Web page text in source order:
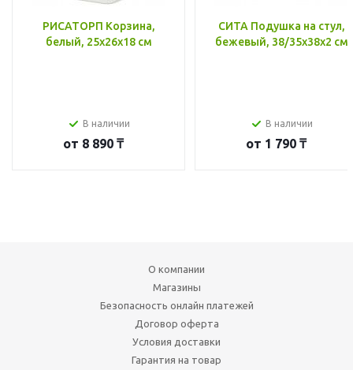
РИСАТОРП Корзина,
белый, 25x26x18 см
В наличии
от 8 890 ₸
СИТА Подушка на стул,
бежевый, 38/35x38x2 см
В наличии
от 1 790 ₸
О компании
Магазины
Безопасность онлайн платежей
Договор оферта
Условия доставки
Гарантия на товар